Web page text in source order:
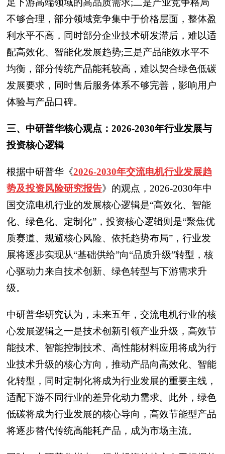
足下游高端领域的高品质需求;二是产业竞争格局
不够合理，部分领域竞争集中于价格层面，整体盈
利水平不高，同时部分企业技术研发滞后，难以适
配高效化、智能化发展趋势;三是产品能效水平不
均衡，部分传统产品能耗较高，难以契合绿色低碳
发展要求，同时售后服务体系不够完善，影响用户
体验与产品口碑。
三、中研普华核心观点：2026-2030年行业发展与
投资核心逻辑
根据中研普华 《2026-2030年交流电机行业发展趋
势及投资风险研究报告》 的观点，2026-2030年中
国交流电机行业的发展核心逻辑是“高效化、智能
化、绿色化、定制化”，投资核心逻辑则是“聚焦优
质赛道、规避核心风险、依托趋势布局”，行业发
展将逐步实现从“基础供给”向“品质升级”转型，核
心驱动力来自技术创新、绿色转型与下游需求升
级。
中研普华研究认为，未来五年，交流电机行业的核
心发展逻辑之一是技术创新引领产业升级，高效节
能技术、智能控制技术、高性能材料应用将成为行
业技术升级的核心方向，推动产品向高效化、智能
化转型，同时定制化将成为行业发展的重要主线，
适配下游不同行业的差异化动力需求。此外，绿色
低碳将成为行业发展的核心导向，高效节能型产品
将逐步替代传统高能耗产品，成为市场主流。